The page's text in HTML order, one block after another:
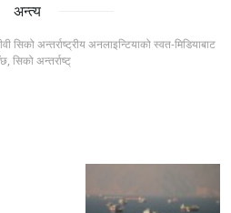
अन्त्य
सिको अन्तर्राष्ट्रीय अनलाइन्टियाको स्वत-मिडियाबाट
सिको अन्तर्राष्ट्